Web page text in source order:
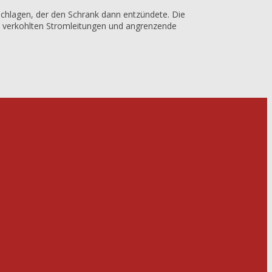
der den Schrank dann entzündete. Die
Stromleitungen und angrenzende